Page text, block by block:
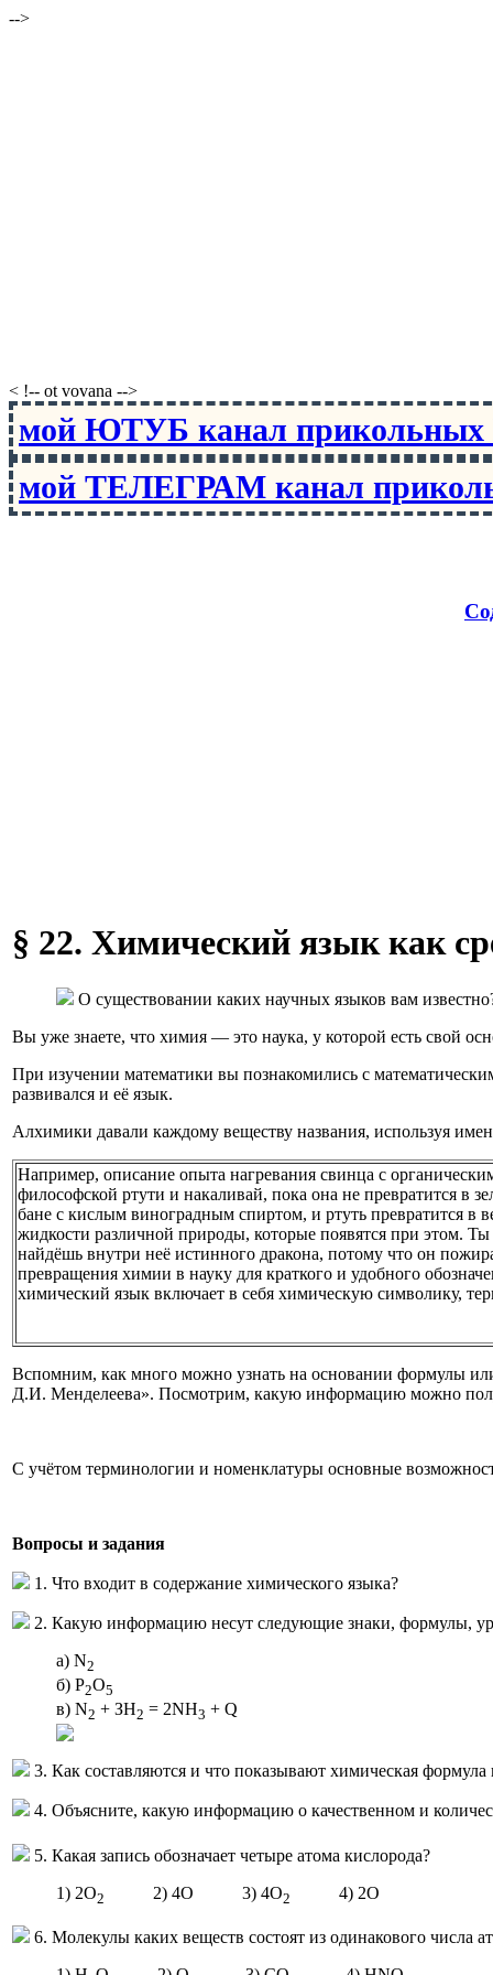
-->
< !-- ot vovana -->
мой ЮТУБ канал
мой ТЕЛЕГРАМ канал
§ 22. Химический язык как
О существовании каких научных языков вам
Вы уже знаете, что химия — это наука, у которой есть свой
При изучении математики вы познакомились с
развивался и её язык.
Алхимики давали каждому веществу названия, используя
Например, описание опыта нагревания свинца с
философской ртути и накаливай, пока она не превратится в
бане с кислым виноградным спиртом, и ртуть превратится
жидкости различной природы, которые появятся при этом.
найдёшь внутри неё истинного дракона, потому что он
превращения химии в науку для краткого и удобного
химический язык включает в себя химическую символику,
Вспомним, как много можно узнать на основании формулы
Д.И. Менделеева». Посмотрим, какую информацию можно
С учётом терминологии и номенклатуры основные
Вопросы и задания
1. Что входит в содержание химического языка?
2. Какую информацию несут следующие знаки, формулы,
a) N2
б) P2O5
в) N2 + ЗН2 = 2NH3 + Q
3. Как составляются и что показывают химическая
4. Объясните, какую информацию о качественном и
5. Какая запись обозначает четыре атома кислорода?
1) 2O2 2) 4O 3) 4O2 4) 2O
6. Молекулы каких веществ состоят из одинакового числа